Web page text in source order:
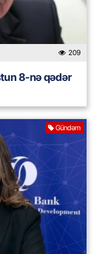
209
8-nə qədər
Gündəm